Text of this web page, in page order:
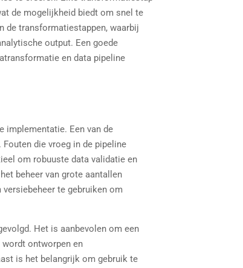
de mogelijkheid biedt om snel te
de transformatiestappen, waarbij
output. Een goede
en data pipeline
implementatie. Een van de
die vroeg in de pipeline
om robuuste data validatie en
beheer van grote aantallen
te gebruiken om
Het is aanbevolen om een
ontworpen en
is het belangrijk om gebruik te